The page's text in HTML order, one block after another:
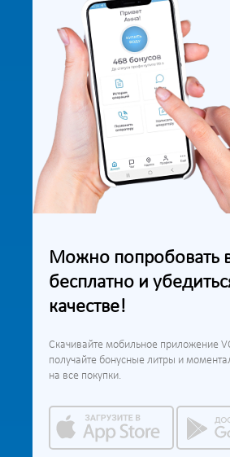
Можно попробовать
бесплатно и
качестве!
Скачивайте мобильное приложение
получайте бонусные литры и
на все покупки.